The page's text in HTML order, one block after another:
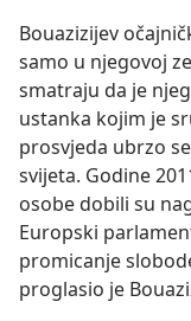
Bouazizijev
samo u njegovoj
smatraju da je
ustanka kojim je
prosvjeda ubrzo
svijeta. Godine
osobe dobili su
Europski
promicanje
proglasio je